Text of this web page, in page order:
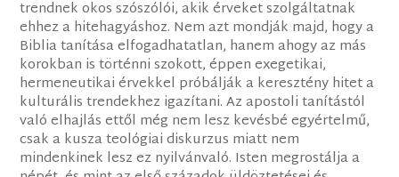
trendnek okos szószólói, akik érveket szolgáltatnak
ehhez a hitehagyáshoz. Nem azt mondják majd, hogy a
Biblia tanítása elfogadhatatlan, hanem ahogy az más
korokban is történni szokott, éppen exegetikai,
hermeneutikai érvekkel próbálják a keresztény hitet a
kulturális trendekhez igazítani. Az apostoli tanítástól
való elhajlás ettől még nem lesz kevésbé egyértelmű,
csak a kusza teológiai diskurzus miatt nem
mindenkinek lesz ez nyilvánvaló. Isten megrostálja a